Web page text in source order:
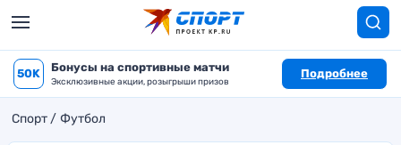
50K Бонусы на спортивные матчи
Эксклюзивные акции, розыгрыши призов
Подробнее
Спорт Футбол